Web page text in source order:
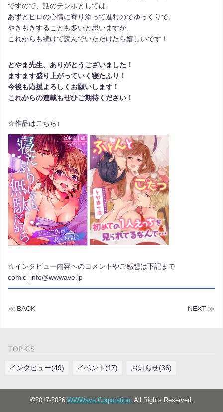
ですので、話のテンポとしては
あずとヒロの心情に寄り添って進むのでゆっくりで、
やきもきすることも多いと思いますが、
これからも続けて読んでいただけたら嬉しいです！
とやま先生、ありがとうございました！
ますます盛り上がっていく寝たふり！
今後も応援よろしくお願いします！
これからの連載もぜひご期待ください！
☆作品はこちら↓
☆インタビュー内容へのコメントやご感想は下記まで
comic_info@wwwave.jp
≪ BACK NEXT ≫
インタビュー(49) イベント(17) お知らせ(36)
©2017-2026 WWWave Corporation. All Rights Reserved.